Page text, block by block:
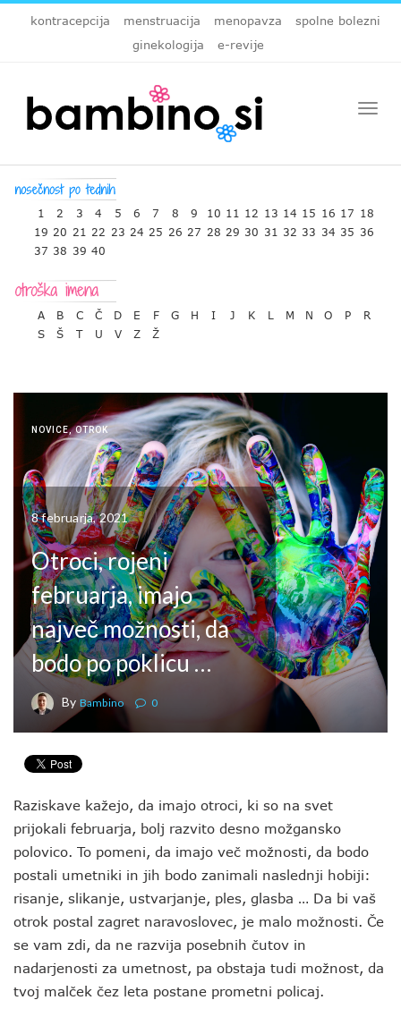
kontracepcija menstruacija menopavza
spolne bolezni
ginekologija
e-revije
1 2 3 4 5 6 7 8 9 10 11 12 13 14 15 16 17 18
19 20 21 22 23 24 25 26 27 28 29 30 31 32 33 34 35 36
37 38 39 40
A B C Č D E F G H I J K L M N O P
R
S
Š T U V Z Ž
NOVICE,OTROK
8 februarja, 2021
Otroci, rojeni
februarja, imajo
največ možnosti, da
bodo po poklicu …
By Bambino 0
Raziskave kažejo, da imajo otroci, ki so na svet
prijokali februarja, bolj razvito desno možgansko
polovico. To pomeni, da imajo več možnosti, da bodo
postali umetniki in jih bodo zanimali naslednji hobiji:
risanje, slikanje, ustvarjanje, ples, glasba … Da bi vaš
otrok postal zagret naravoslovec, je malo možnosti. Če
se vam zdi, da ne razvija posebnih čutov in
nadarjenosti za umetnost, pa obstaja tudi možnost, da
tvoj malček čez leta postane prometni policaj.